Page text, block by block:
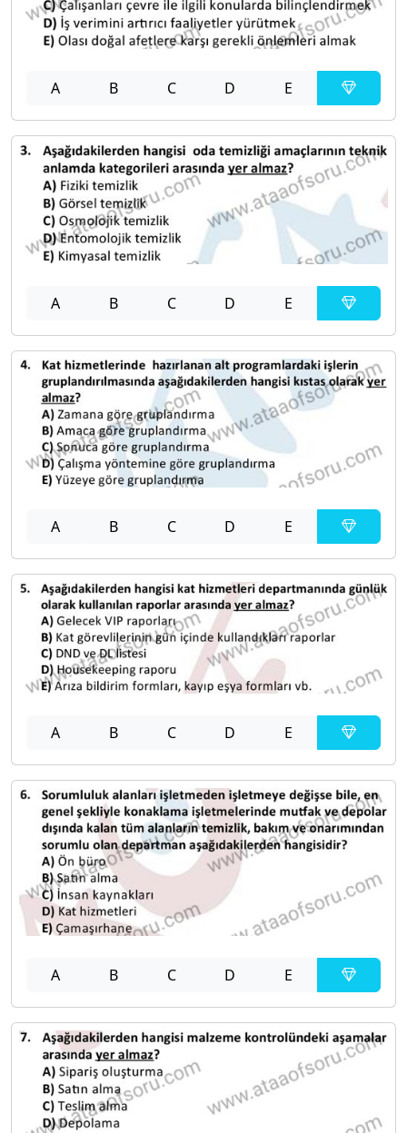
A B C D E
A B C D E
A B C D E
A B C D E
A B C D E